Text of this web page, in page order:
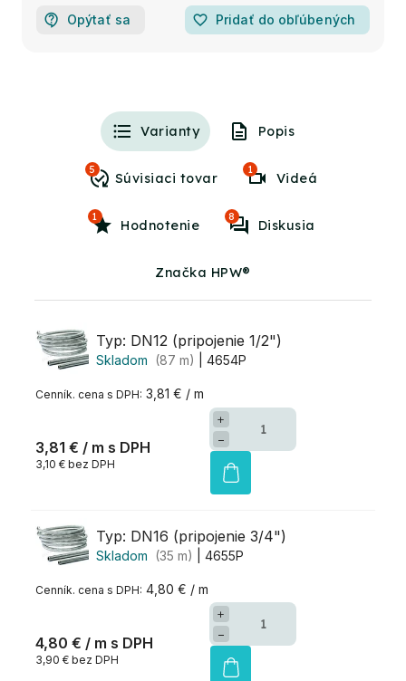
Opýtať sa favorite_border Pridať do obľúbených
Varianty Popis
5 1
Videá
1
Hodnotenie
8
Diskusia
Značka HPW®
Typ: DN12 (pripojenie 1/2")
Skladom (87 m) | 4654P
3,81 € / m
3,81 € / m
3,10 € bez DPH
+
−
Typ: DN16 (pripojenie 3/4")
Skladom (35 m) | 4655P
4,80 € / m
4,80 € / m
3,90 € bez DPH
+
−